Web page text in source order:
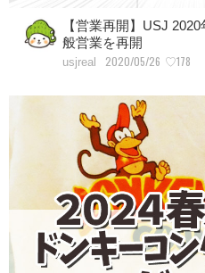
【営業再開】USJ
般営業を再開
usjreal 2020/05/26 ♡178